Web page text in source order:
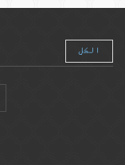
الكل